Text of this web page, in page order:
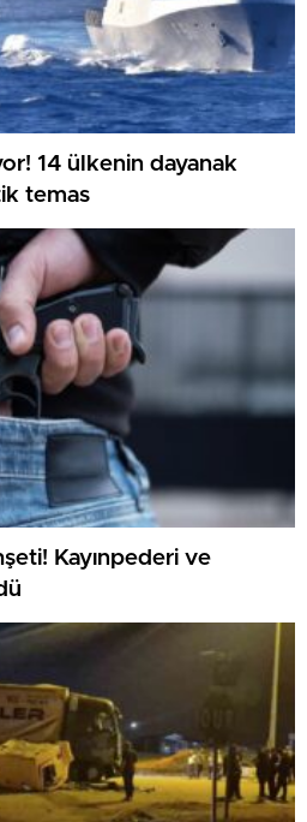
14 ülkenin dayanak
temas
Kayınpederi ve